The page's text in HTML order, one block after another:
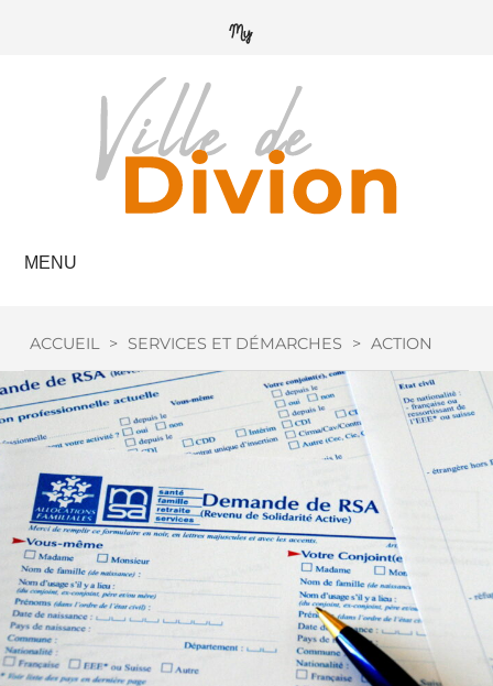
MENU
ACCUEIL > SERVICES ET DÉMARCHES > ACTION